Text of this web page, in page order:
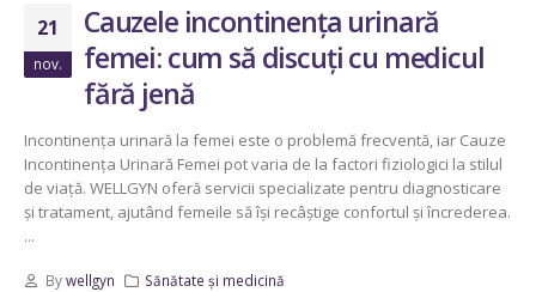
21
nov.
Cauzele incontinența urinară
femei: cum să discuți cu medicul
fără jenă
Incontinența urinară la femei este o problemă frecventă, iar Cauze
Incontinența Urinară Femei pot varia de la factori fiziologici la stilul
de viață. WELLGYN oferă servicii specializate pentru diagnosticare
și tratament, ajutând femeile să își recâștige confortul și încrederea.
...
Bywellgyn
Sănătate și medicină